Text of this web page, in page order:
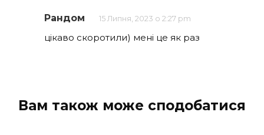
Рандом 15 Липня, 2023 о 2:27 pm
цікаво скоротили) мені це як раз
Вам також може сподобатися